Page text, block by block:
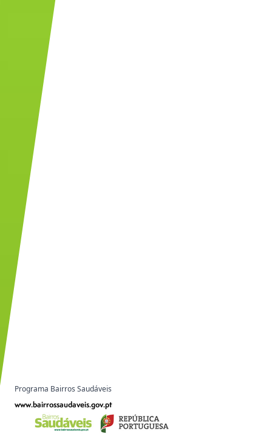
Programa Bairros Saudáveis
www.bairrossaudaveis.gov.pt